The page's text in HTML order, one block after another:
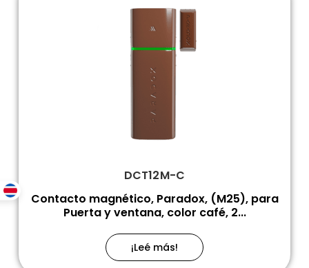
DCT12M-C
Contacto magnético, Paradox, (M25), para
Puerta y ventana, color café, 2...
¡Leé más!